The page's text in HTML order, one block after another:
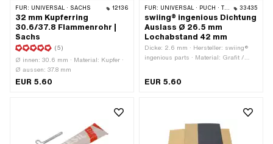
FÜR: UNIVERSAL · SACHS 12136
32 mm Kupferring
30.6/37.8 Flammenrohr |
Sachs
(5)
Ø innen: 30.6 mm · Material: Kupfer ·
Ø aussen: 37.8 mm
EUR 5.60
FÜR: UNIVERSAL · PUCH · TOMOS 33435
swiing® ingenious Dichtung
Auslass Ø 26.5 mm
Lochabstand 42 mm
Dicke: 2.6 mm · Hersteller: swiing®
ingenious parts · Material: Grafit /
26.5 mm · Ø Befestigungsloch: 6.5
EUR 5.60